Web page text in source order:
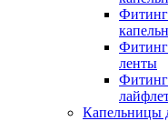
ленты
Капельницы